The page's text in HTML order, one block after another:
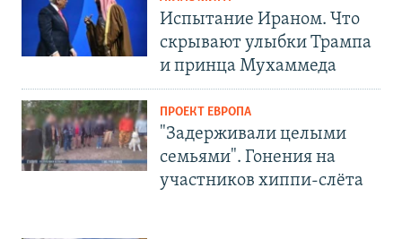
Испытание Ираном. Что
скрывают улыбки Трампа
и принца Мухаммеда
ПРОЕКТ ЕВРОПА
"Задерживали целыми
семьями". Гонения на
участников хиппи-слёта